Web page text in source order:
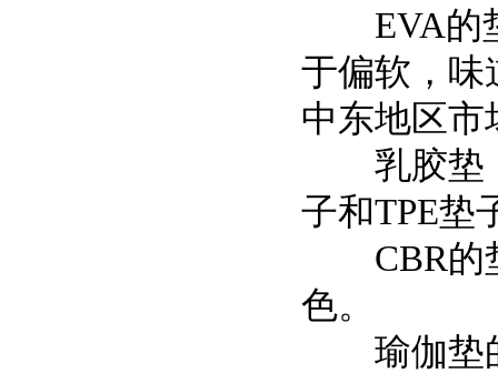
EVA的垫
于偏软，味
中东地区市
乳胶垫，
子和TPE垫
CBR的垫
色。
瑜伽垫的